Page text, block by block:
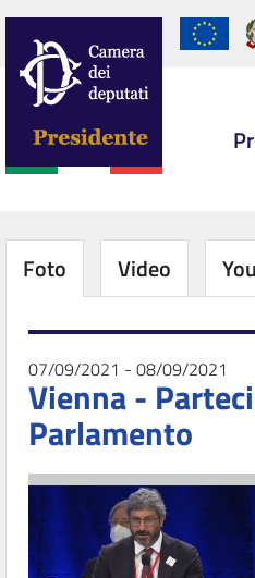
Foto Video
07/09/2021 - 08/09/2021
Vienna -
Parlamento